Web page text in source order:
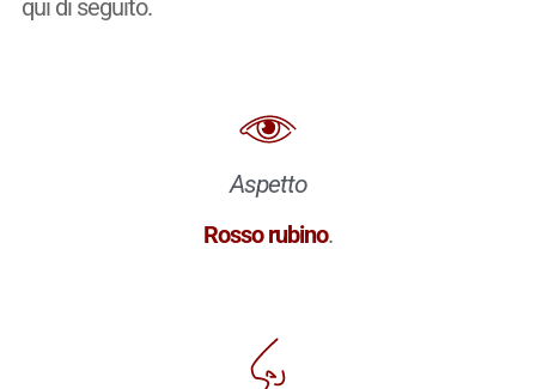
qui di seguito.
Aspetto
Rosso rubino.